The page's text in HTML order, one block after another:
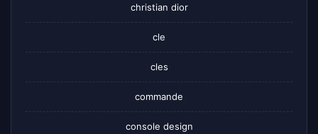
christian dior
cle
cles
commande
console design